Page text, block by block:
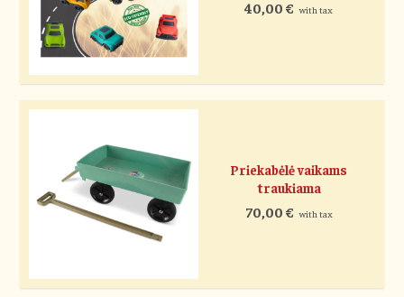
40,00€ with tax
Priekabėlė vaikams
traukiama
70,00 € with tax